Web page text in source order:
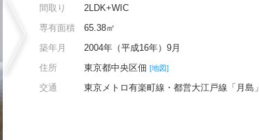
間取り
2LDK+WIC
専有面積
65.38㎡
築年月
2004年（平成16年）9月
住所
東京都中央区佃 [地図]
交通 東京メトロ有楽町線・都営大江戸線「月島